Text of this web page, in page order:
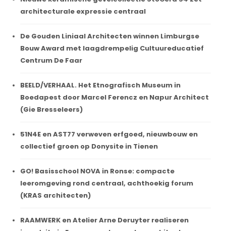
architecturale expressie centraal
De Gouden Liniaal Architecten winnen Limburgse
Bouw Award met laagdrempelig Cultuureducatief
Centrum De Faar
BEELD/VERHAAL. Het Etnografisch Museum in
Boedapest door Marcel Ferencz en Napur Architect
(Gie Bresseleers)
51N4E en AST77 verweven erfgoed, nieuwbouw en
collectief groen op Donysite in Tienen
GO! Basisschool NOVA in Ronse: compacte
leeromgeving rond centraal, achthoekig forum
(KRAS architecten)
RAAMWERK en Atelier Arne Deruyter realiseren